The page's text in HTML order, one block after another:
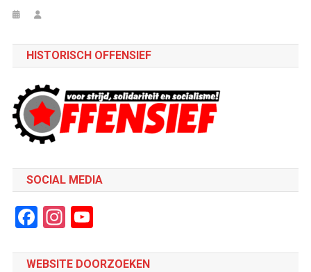
HISTORISCH OFFENSIEF
SOCIAL MEDIA
Facebook
Instagram
YouTube
WEBSITE DOORZOEKEN